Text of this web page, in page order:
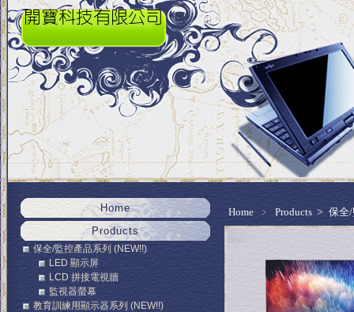
Home ﹥ Products > 保全/
Home
Products
保全/監控產品系列 (NEW!!)
LED 顯示屏
LCD 拼接電視牆
監視器螢幕
教育訓練用顯示器系列 (NEW!!)